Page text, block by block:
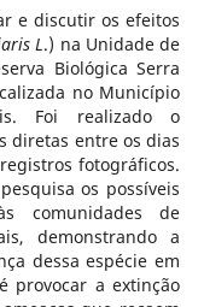
e discutir os efeitos
L.) na Unidade de
Biológica Serra
no Município
Foi realizado o
diretas entre os dias
fotográficos.
os possíveis
comunidades de
demonstrando a
dessa espécie em
provocar a extinção